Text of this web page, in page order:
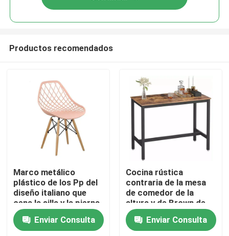
Inicio
Sobre nosotros
Contactos
Productos recomendados
Marco metálico
plástico de los Pp del
diseño italiano que
cena la silla y la pierna
de madera
Enviar Consulta
Cocina rústica
contraria de la mesa
de comedor de la
altura y de Brown de
las sillas anticolisión
Enviar Consulta